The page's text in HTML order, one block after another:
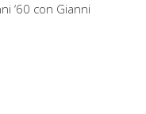
‘60 con Gianni